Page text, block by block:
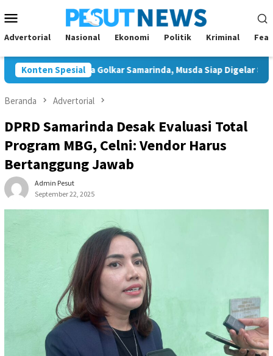
ke
kontenMobile
Advertorial Nasional Ekonomi Politik Kriminal
Konten Spesial
Ketua Golkar Samarinda, Musda Siap Digelar 8 Agustus
Beranda Advertorial
DPRD Samarinda Desak Evaluasi Total
Program MBG, Celni: Vendor Harus
Bertanggung Jawab
Admin Pesut
September 22, 2025